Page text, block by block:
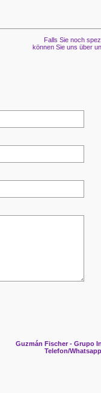
Falls Sie noch
können Sie uns über
Guzmán Fischer - Grupo
Telefon/